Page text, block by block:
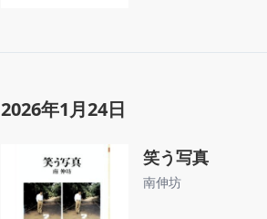
2026年1月24日
笑う写真
南伸坊